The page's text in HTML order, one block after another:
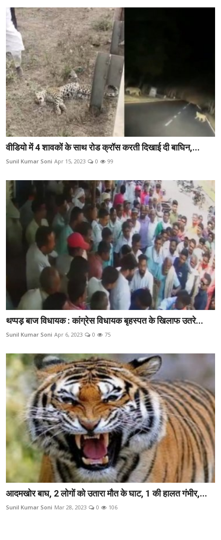
वीडियो में 4 शावकों के साथ रोड क्रॉस करती दिखाई दी बाघिन,...
Sunil Kumar Soni Apr 15, 2023 0 99
थप्पड़ बाज विधायक : कांग्रेस विधायक बृहस्पत के खिलाफ उतरे...
Sunil Kumar Soni Apr 6, 2023 0 75
आदमखोर बाघ, 2 लोगों को उतारा मौत के घाट, 1 की हालत गंभीर,...
Sunil Kumar Soni Mar 28, 2023 0 106